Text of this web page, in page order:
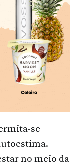
se
no meio da